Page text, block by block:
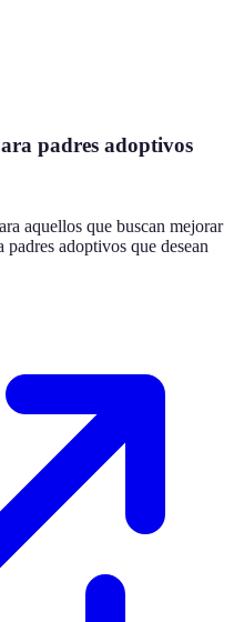
padres adoptivos
aquellos que buscan mejorar
adoptivos que desean